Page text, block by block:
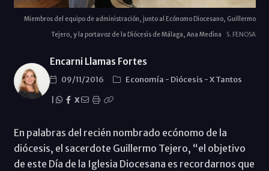
Miembros del equipo de administración, junto al Ecónomo Diocesano, Guillermo
Tejero, y la portavoz de la Diócesis de Málaga, Ana Medina
S. FENOSA
Encarni Llamas Fortes
09/11/2016 Economí­a - Diócesis -X Tantos
X
En palabras del recién nombrado ecónomo de la
diócesis, el sacerdote Guillermo Tejero, “el objetivo
de este Día de la Iglesia Diocesana es recordarnos que